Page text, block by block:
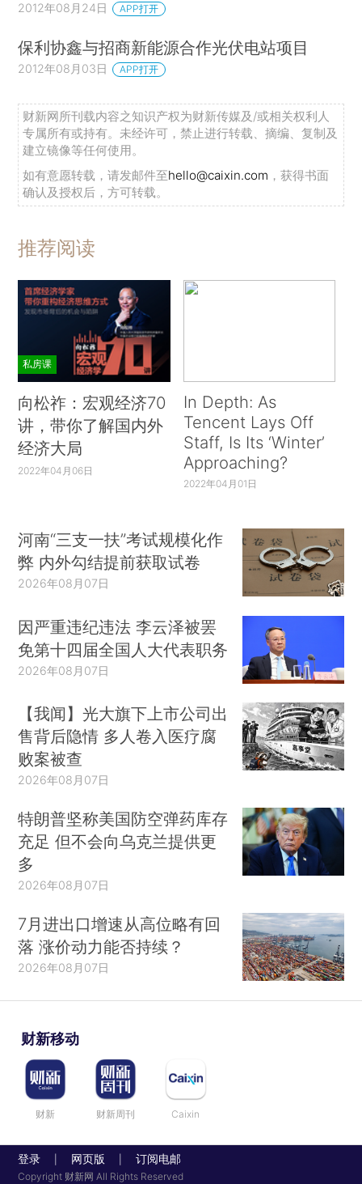
2012年08月24日 APP打开
保利协鑫与招商新能源合作光伏电站项目
2012年08月03日 APP打开
财新网所刊载内容之知识产权为财新传媒及/或相关权利人
专属所有或持有。未经许可，禁止进行转载、摘编、复制及
建立镜像等任何使用。
如有意愿转载，请发邮件至hello@caixin.com ，获得书面
确认及授权后，方可转载。
推荐阅读
私房课
向松祚：宏观经济70
讲，带你了解国内外
经济大局
2022年04月06日
In Depth: As
Tencent Lays Off
Staff, Is Its ‘Winter’
Approaching?
2022年04月01日
河南“三支一扶”考试规模化作
弊 内外勾结提前获取试卷
2026年08月07日
因严重违纪违法 李云泽被罢
免第十四届全国人大代表职务
2026年08月07日
【我闻】光大旗下上市公司出
售背后隐情 多人卷入医疗腐
败案被查
2026年08月07日
特朗普坚称美国防空弹药库存
充足 但不会向乌克兰提供更
多
2026年08月07日
7月进出口增速从高位略有回
落 涨价动力能否持续？
2026年08月07日
财新移动
财新 财新周刊 Caixin
登录 网页版 订阅电邮
Copyright 财新网 All Rights Reserved